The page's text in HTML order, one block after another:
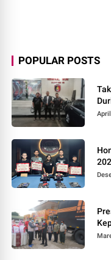
POPULAR POSTS